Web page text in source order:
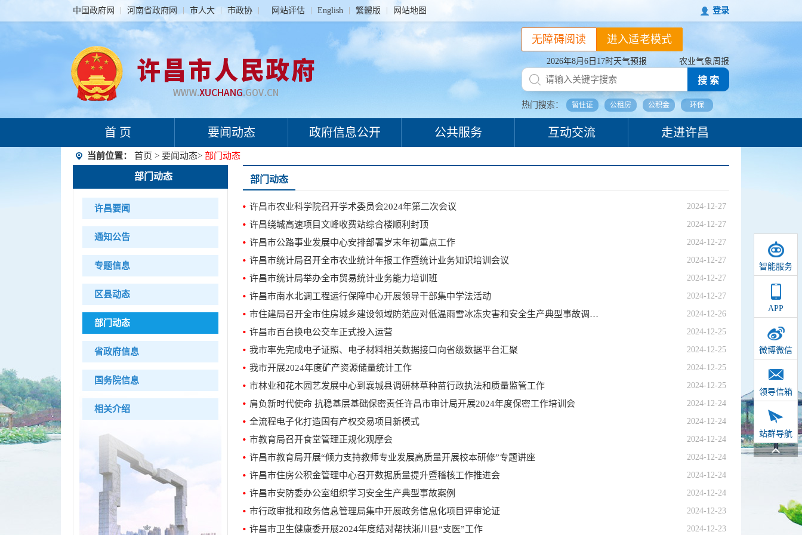
中国政府网 河南省政府网 市人大 市政协 网站评估 English 繁體版 网站地图 登录
2026年8月6日17时天气预报 农业气象周报
搜 索
热门搜索： 暂住证 公租房 公积金 环保
进入适老模式
无障碍阅读
首 页 要闻动态 政府信息公开 公共服务 互动交流 走进许昌
智能服务
APP
微博微信
领导信箱
站群导航
当前位置： 首页 > 要闻动态> 部门动态
部门动态
许昌要闻
通知公告
专题信息
区县动态
部门动态
省政府信息
国务院信息
相关介绍
部门动态
许昌市农业科学院召开学术委员会2024年第二次会议 2024-12-27
许昌绕城高速项目文峰收费站综合楼顺利封顶 2024-12-27
许昌市公路事业发展中心安排部署岁末年初重点工作 2024-12-27
许昌市统计局召开全市农业统计年报工作暨统计业务知识培训会议 2024-12-27
许昌市统计局举办全市贸易统计业务能力培训班 2024-12-27
许昌市南水北调工程运行保障中心开展领导干部集中学法活动 2024-12-27
市住建局召开全市住房城乡建设领域防范应对低温雨雪冰冻灾害和安全生产典型事故调查报告学习会议 2024-12-26
许昌市百台换电公交车正式投入运营 2024-12-25
我市率先完成电子证照、电子材料相关数据接口向省级数据平台汇聚 2024-12-25
我市开展2024年度矿产资源储量统计工作 2024-12-25
市林业和花木园艺发展中心到襄城县调研林草种苗行政执法和质量监管工作 2024-12-25
肩负新时代使命 抗稳基层基础保密责任许昌市审计局开展2024年度保密工作培训会 2024-12-24
全流程电子化打造国有产权交易项目新模式 2024-12-24
市教育局召开食堂管理正规化观摩会 2024-12-24
许昌市教育局开展“倾力支持教师专业发展高质量开展校本研修”专题讲座 2024-12-24
许昌市住房公积金管理中心召开数据质量提升暨稽核工作推进会 2024-12-24
许昌市安防委办公室组织学习安全生产典型事故案例 2024-12-24
市行政审批和政务信息管理局集中开展政务信息化项目评审论证 2024-12-23
许昌市卫生健康委开展2024年度结对帮扶淅川县“支医”工作 2024-12-23